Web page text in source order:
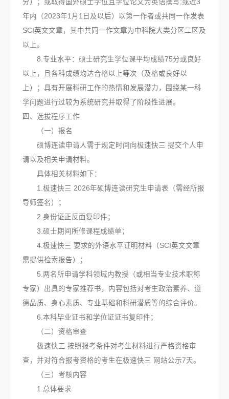
分）；或取得国外硕士学位且学位论文为英语撰写;或近3
年内（2023年1月1日及以后）以第一作者或共同一作发表
SCI英文文章，其中共同一作文章为中科院大类分区二区及
以上。
8.专业水平：硕士研究生学位课平均成绩75分或良好
以上，且各科成绩均达合格以上等次（及格或良好以
上）；具有开展科研工作的热情和发展潜力，围绕某一科
学问题进行过较为系统研究并取得了阶段性进展。
四、选拔程序工作
（一）报名
硕博连读申请人需于规定时间向极速快三 提交个人申
请以及相关申请材料。
具体相关材料如下：
1.极速快三 2026年硕博连读研究生申请表（需经所报
导师签名）；
2.身份证正反面复印件；
3.硕士期间所修课程成绩单；
4.极速快三 要求的外语水平证明材料（SCI英文文章
需提供检索报告）；
5.两名所申请学科领域内教授（或相当专业技术职称
专家）出具的专家推荐书，内容包括对考生政治素养、道
德品质、身心素质、专业基础和科研潜质等的综合评价。
6.本科毕业证书和学位证证书复印件；
（二）资格审查
极速快三 按照报考条件对考生材料进行严格资格审
查，并对符合报考资格的考生在极速快三 网站公示7天。
（三）考核内容
1.总体要求